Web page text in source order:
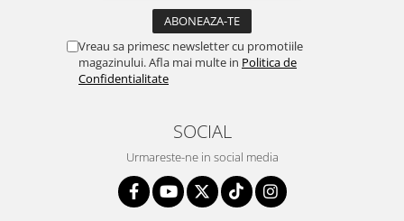
Vreau sa primesc newsletter cu promotiile
magazinului. Afla mai multe in Politica de
Confidentialitate
SOCIAL
Urmareste-ne in social media